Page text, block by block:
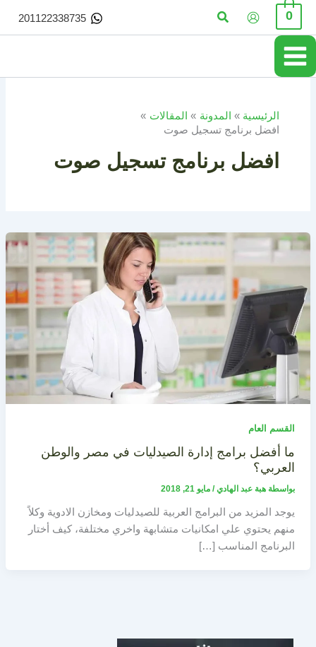
تخطي
المحتوى
0 البحث 201122338735
الرئيسية المدونة
المقالات
افضل برنامج تسجيل صوت
افضل برنامج تسجيل صوت
القسم العام
ما أفضل برامج إدارة الصيدليات في مصر والوطن
العربي؟
بواسطة هبة عبد الهادي/ مايو 21, 2018
يوجد المزيد من البرامج العربية للصيدليات ومخازن الادوية وكلاً
منهم يحتوي علي امكانيات متشابهة واخري مختلفة، كيف أختار
البرنامج المناسب […]